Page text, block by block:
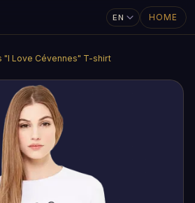
HOME
"I Love Cévennes" T-shirt